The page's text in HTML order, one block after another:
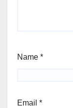
Name *
Email *